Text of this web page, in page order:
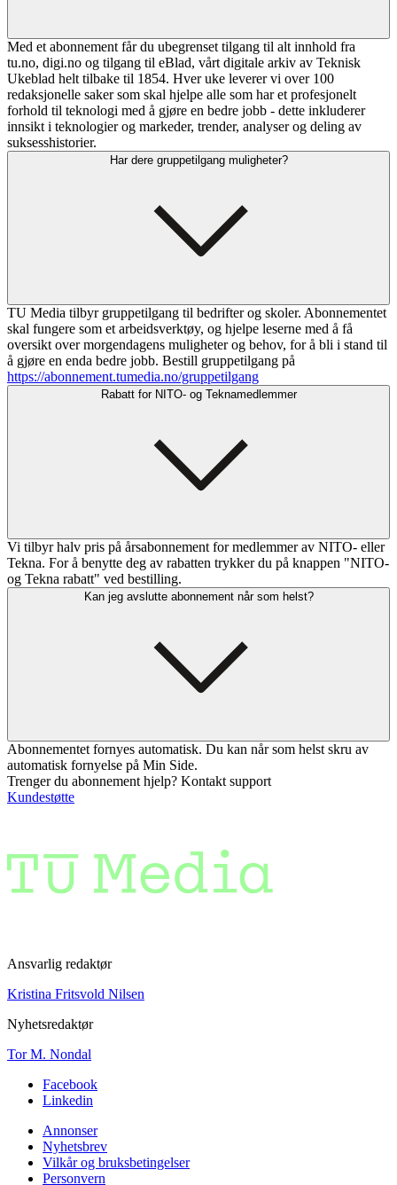
Med et abonnement får du ubegrenset tilgang til alt innhold fra
tu.no, digi.no og tilgang til eBlad, vårt digitale arkiv av Teknisk
Ukeblad helt tilbake til 1854. Hver uke leverer vi over 100
redaksjonelle saker som skal hjelpe alle som har et profesjonelt
forhold til teknologi med å gjøre en bedre jobb - dette inkluderer
innsikt i teknologier og markeder, trender, analyser og deling av
suksesshistorier.
Har dere gruppetilgang muligheter?
TU Media tilbyr gruppetilgang til bedrifter og skoler. Abonnementet
skal fungere som et arbeidsverktøy, og hjelpe leserne med å få
oversikt over morgendagens muligheter og behov, for å bli i stand til
å gjøre en enda bedre jobb. Bestill gruppetilgang på
https://abonnement.tumedia.no/gruppetilgang
Rabatt for NITO- og Teknamedlemmer
Vi tilbyr halv pris på årsabonnement for medlemmer av NITO- eller
Tekna. For å benytte deg av rabatten trykker du på knappen "NITO-
og Tekna rabatt" ved bestilling.
Kan jeg avslutte abonnement når som helst?
Abonnementet fornyes automatisk. Du kan når som helst skru av
automatisk fornyelse på Min Side.
Trenger du abonnement hjelp? Kontakt support
Kundestøtte
Ansvarlig redaktør
Kristina Fritsvold Nilsen
Nyhetsredaktør
Tor M. Nondal
Facebook
Linkedin
Annonser
Nyhetsbrev
Vilkår og bruksbetingelser
Personvern